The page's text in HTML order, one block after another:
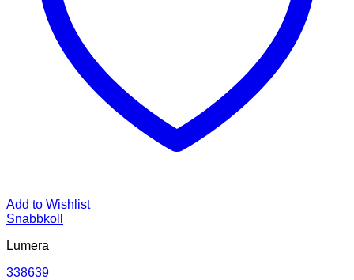
Add to Wishlist
Snabbkoll
Lumera
338639